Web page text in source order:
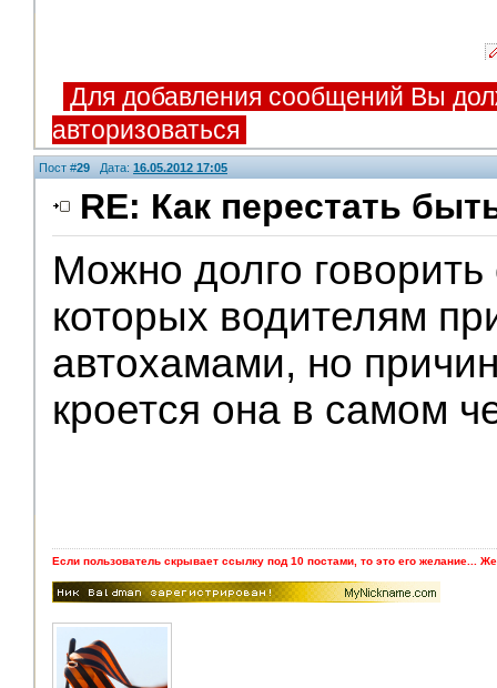
Для добавления сообщений Вы
авторизоваться
Пост #29 Дата: 16.05.2012 17:05
RE: Как перестать
Можно долго говорить
которых водителям
автохамами, но
кроется она в самом
Если пользователь скрывает ссылку под 10 постами, то это его желание...